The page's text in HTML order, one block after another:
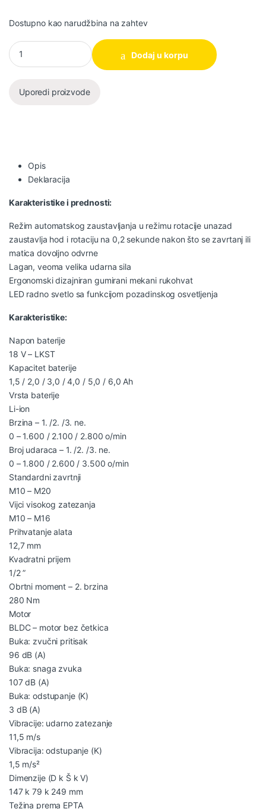
Dostupno kao narudžbina na zahtev
Makita DTW285RFE Akumulatorski udarni odvijač količina
Dodaj u korpu
Uporedi proizvode
Opis
Deklaracija
Karakteristike i prednosti:
Režim automatskog zaustavljanja u režimu rotacije unazad
zaustavlja hod i rotaciju na 0,2 sekunde nakon što se zavrtanj ili
matica dovoljno odvrne
Lagan, veoma velika udarna sila
Ergonomski dizajniran gumirani mekani rukohvat
LED radno svetlo sa funkcijom pozadinskog osvetljenja
Karakteristike:
Napon baterije
18 V – LKST
Kapacitet baterije
1,5 / 2,0 / 3,0 / 4,0 / 5,0 / 6,0 Ah
Vrsta baterije
Li-ion
Brzina – 1. /2. /3. ne.
0 – 1.600 / 2.100 / 2.800 o/min
Broj udaraca – 1. /2. /3. ne.
0 – 1.800 / 2.600 / 3.500 o/min
Standardni zavrtnji
M10 – M20
Vijci visokog zatezanja
M10 – M16
Prihvatanje alata
12,7 mm
Kvadratni prijem
1/2 ”
Obrtni moment – 2. brzina
280 Nm
Motor
BLDC – motor bez četkica
Buka: zvučni pritisak
96 dB (A)
Buka: snaga zvuka
107 dB (A)
Buka: odstupanje (K)
3 dB (A)
Vibracije: udarno zatezanje
11,5 m/s
Vibracija: odstupanje (K)
1,5 m/s²
Dimenzije (D k Š k V)
147 k 79 k 249 mm
Težina prema EPTA